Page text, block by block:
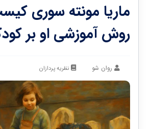
ماریا مونته سوری
روش آموزشی او بر
روان شو نظریه پردازان